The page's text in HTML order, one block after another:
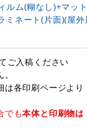
ルム(糊なし)+マッ
ミネート(片面)(屋
ご入稿ください
各印刷ページより
でも本体と印刷物は